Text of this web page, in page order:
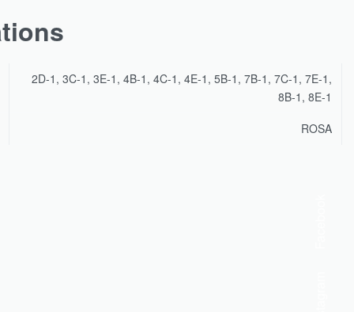
2D-1, 3C-1, 3E-1, 4B-1, 4C-1, 4E-1, 5B-1, 7B-1, 7C-1, 7E-1,
8B-1, 8E-1
ROSA